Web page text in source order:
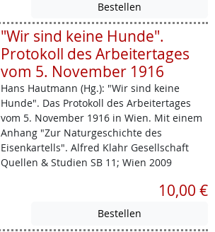
"Wir sind keine Hunde".
Protokoll des Arbeitertages
vom 5. November 1916
Hans Hautmann (Hg.): "Wir sind keine
Hunde". Das Protokoll des Arbeitertages
vom 5. November 1916 in Wien. Mit einem
Anhang "Zur Naturgeschichte des
Eisenkartells". Alfred Klahr Gesellschaft
Quellen & Studien SB 11; Wien 2009
10,00 €